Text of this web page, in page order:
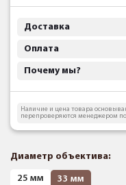
Доставка
Оплата
Почему мы?
Наличие и цена товара
перепроверяются менеджером
Диаметр объектива:
25 мм 33 мм